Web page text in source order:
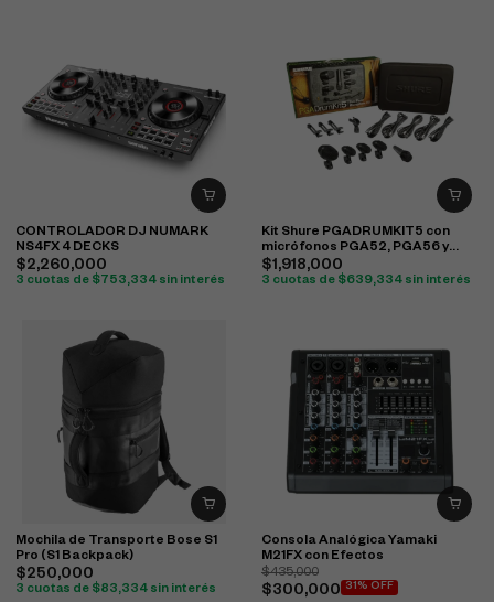
CONTROLADOR DJ NUMARK
NS4FX 4 DECKS
$2,260,000
3 cuotas de $ 753,334 sin interés
Kit Shure PGADRUMKIT5 con
micrófonos PGA52, PGA56 y
PGA57 para batería
$1,918,000
3 cuotas de $639,334 sin interés
Mochila de Transporte Bose S1
Pro (S1 Backpack)
$250,000
3 cuotas de $83,334 sin interés
Consola Analógica Yamaki
M21FX con Efectos
$435,000
$300,000 31% OFF